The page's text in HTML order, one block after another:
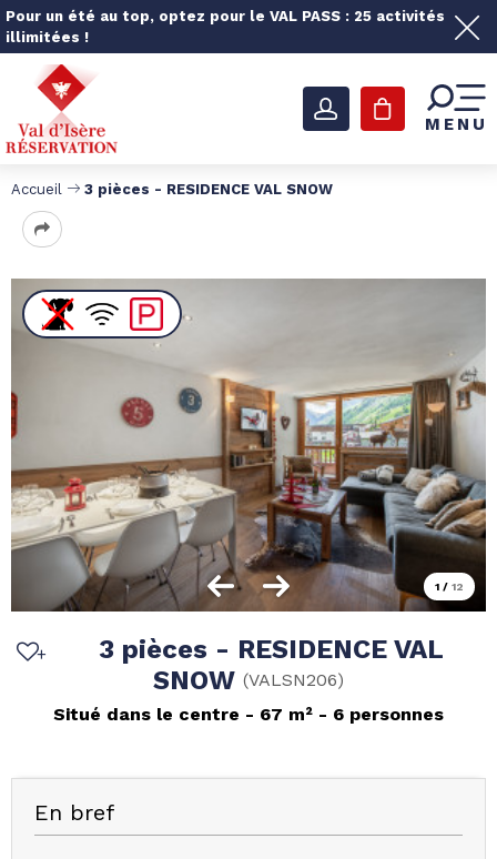
Pour un été au top, optez pour le VAL PASS : 25 activités
illimitées !
MENU
Accueil 3 pièces - RESIDENCE VAL SNOW
1 / 12
3 pièces - RESIDENCE VAL
SNOW (VALSN206)
Situé dans le centre
67 m² 6 personnes
En bref